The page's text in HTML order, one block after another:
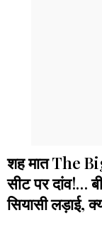
शह मात The
सीट पर दांव!…
सियासी लड़ाई,